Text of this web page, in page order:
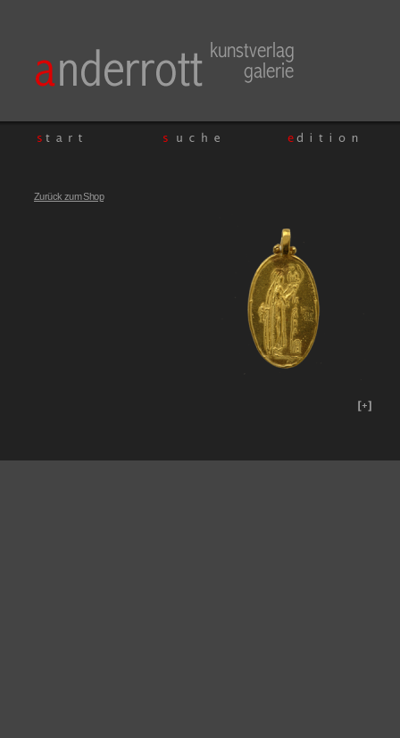
Zurück zum Shop